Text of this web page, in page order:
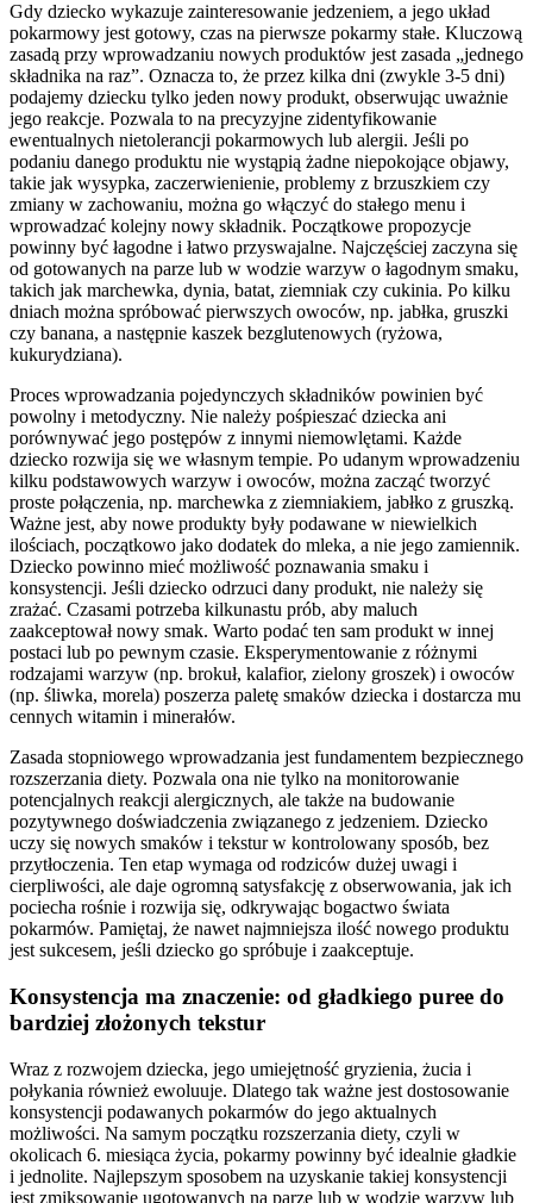
Gdy dziecko wykazuje zainteresowanie jedzeniem, a jego układ
pokarmowy jest gotowy, czas na pierwsze pokarmy stałe. Kluczową
zasadą przy wprowadzaniu nowych produktów jest zasada „jednego
składnika na raz”. Oznacza to, że przez kilka dni (zwykle 3-5 dni)
podajemy dziecku tylko jeden nowy produkt, obserwując uważnie
jego reakcje. Pozwala to na precyzyjne zidentyfikowanie
ewentualnych nietolerancji pokarmowych lub alergii. Jeśli po
podaniu danego produktu nie wystąpią żadne niepokojące objawy,
takie jak wysypka, zaczerwienienie, problemy z brzuszkiem czy
zmiany w zachowaniu, można go włączyć do stałego menu i
wprowadzać kolejny nowy składnik. Początkowe propozycje
powinny być łagodne i łatwo przyswajalne. Najczęściej zaczyna się
od gotowanych na parze lub w wodzie warzyw o łagodnym smaku,
takich jak marchewka, dynia, batat, ziemniak czy cukinia. Po kilku
dniach można spróbować pierwszych owoców, np. jabłka, gruszki
czy banana, a następnie kaszek bezglutenowych (ryżowa,
kukurydziana).
Proces wprowadzania pojedynczych składników powinien być
powolny i metodyczny. Nie należy pośpieszać dziecka ani
porównywać jego postępów z innymi niemowlętami. Każde
dziecko rozwija się we własnym tempie. Po udanym wprowadzeniu
kilku podstawowych warzyw i owoców, można zacząć tworzyć
proste połączenia, np. marchewka z ziemniakiem, jabłko z gruszką.
Ważne jest, aby nowe produkty były podawane w niewielkich
ilościach, początkowo jako dodatek do mleka, a nie jego zamiennik.
Dziecko powinno mieć możliwość poznawania smaku i
konsystencji. Jeśli dziecko odrzuci dany produkt, nie należy się
zrażać. Czasami potrzeba kilkunastu prób, aby maluch
zaakceptował nowy smak. Warto podać ten sam produkt w innej
postaci lub po pewnym czasie. Eksperymentowanie z różnymi
rodzajami warzyw (np. brokuł, kalafior, zielony groszek) i owoców
(np. śliwka, morela) poszerza paletę smaków dziecka i dostarcza mu
cennych witamin i minerałów.
Zasada stopniowego wprowadzania jest fundamentem bezpiecznego
rozszerzania diety. Pozwala ona nie tylko na monitorowanie
potencjalnych reakcji alergicznych, ale także na budowanie
pozytywnego doświadczenia związanego z jedzeniem. Dziecko
uczy się nowych smaków i tekstur w kontrolowany sposób, bez
przytłoczenia. Ten etap wymaga od rodziców dużej uwagi i
cierpliwości, ale daje ogromną satysfakcję z obserwowania, jak ich
pociecha rośnie i rozwija się, odkrywając bogactwo świata
pokarmów. Pamiętaj, że nawet najmniejsza ilość nowego produktu
jest sukcesem, jeśli dziecko go spróbuje i zaakceptuje.
Konsystencja ma znaczenie: od gładkiego puree do
bardziej złożonych tekstur
Wraz z rozwojem dziecka, jego umiejętność gryzienia, żucia i
połykania również ewoluuje. Dlatego tak ważne jest dostosowanie
konsystencji podawanych pokarmów do jego aktualnych
możliwości. Na samym początku rozszerzania diety, czyli w
okolicach 6. miesiąca życia, pokarmy powinny być idealnie gładkie
i jednolite. Najlepszym sposobem na uzyskanie takiej konsystencji
jest zmiksowanie ugotowanych na parze lub w wodzie warzyw lub